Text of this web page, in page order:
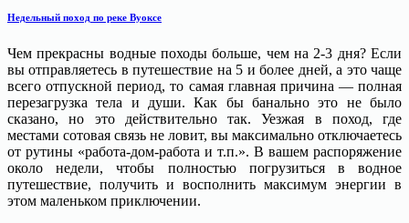
Недельный поход по реке Вуоксе
Чем прекрасны водные походы больше, чем на 2-3 дня? Если
вы отправляетесь в путешествие на 5 и более дней, а это чаще
всего отпускной период, то самая главная причина — полная
перезагрузка тела и души. Как бы банально это не было
сказано, но это действительно так. Уезжая в поход, где
местами сотовая связь не ловит, вы максимально отключаетесь
от рутины «работа-дом-работа и т.п.». В вашем распоряжение
около недели, чтобы полностью погрузиться в водное
путешествие, получить и восполнить максимум энергии в
этом маленьком приключении.